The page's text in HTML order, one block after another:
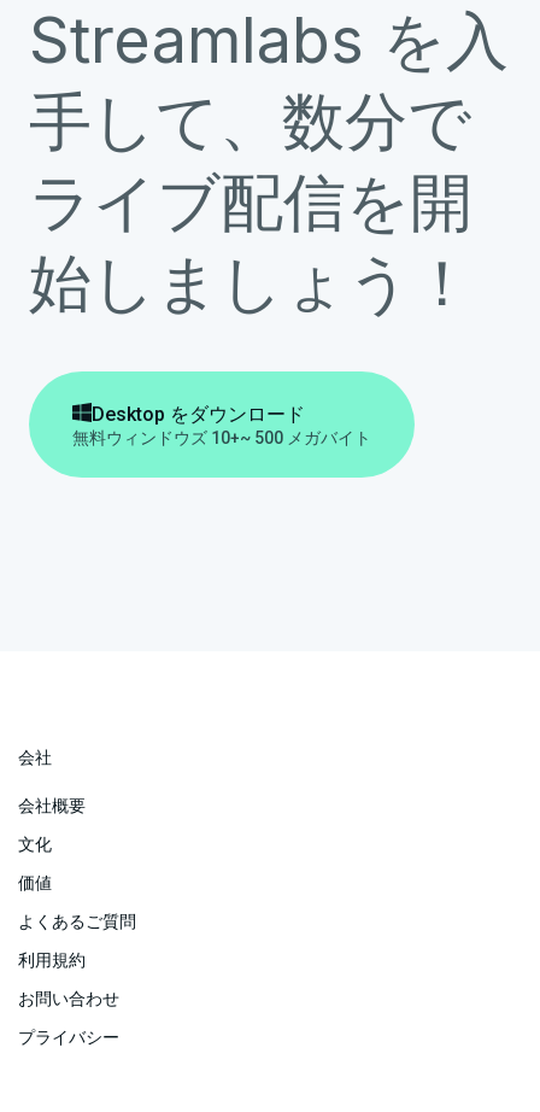
Streamlabs を入
手して、数分で
ライブ配信を開
始しましょう！
Desktop をダウンロード
無料ウィンドウズ 10+~ 500 メガバイト
会社
会社概要
文化
価値
よくあるご質問
利用規約
お問い合わせ
プライバシー